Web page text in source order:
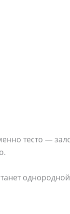
тесто —